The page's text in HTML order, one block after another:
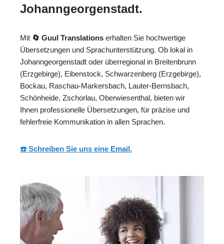
Johanngeorgenstadt.
Mit 🔄 Guul Translations erhalten Sie hochwertige
Übersetzungen und Sprachunterstützung. Ob lokal in
Johanngeorgenstadt oder überregional in Breitenbrunn
(Erzgebirge), Eibenstock, Schwarzenberg (Erzgebirge),
Bockau, Raschau-Markersbach, Lauter-Bernsbach,
Schönheide, Zschorlau, Oberwiesenthal, bieten wir
Ihnen professionelle Übersetzungen, für präzise und
fehlerfreie Kommunikation in allen Sprachen.
☎️ Schreiben Sie uns eine Email.